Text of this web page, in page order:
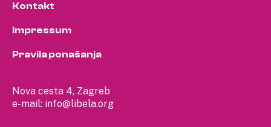
Nova cesta 4, Zagreb
e-mail: info@libela.org
Kontakt
Impressum
Pravila ponašanja